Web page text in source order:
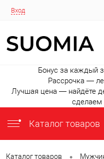
Вход
Бонус за каждый
Рассрочка —
Лучшая цена — найдёте
Каталог товаров
Каталог товаров •